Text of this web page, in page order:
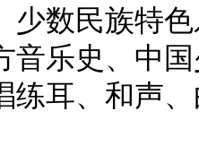
少数民族特
音乐史、中
练耳、和声